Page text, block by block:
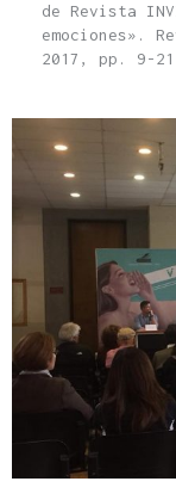
de Revista
emociones».
2017, pp. 9-21